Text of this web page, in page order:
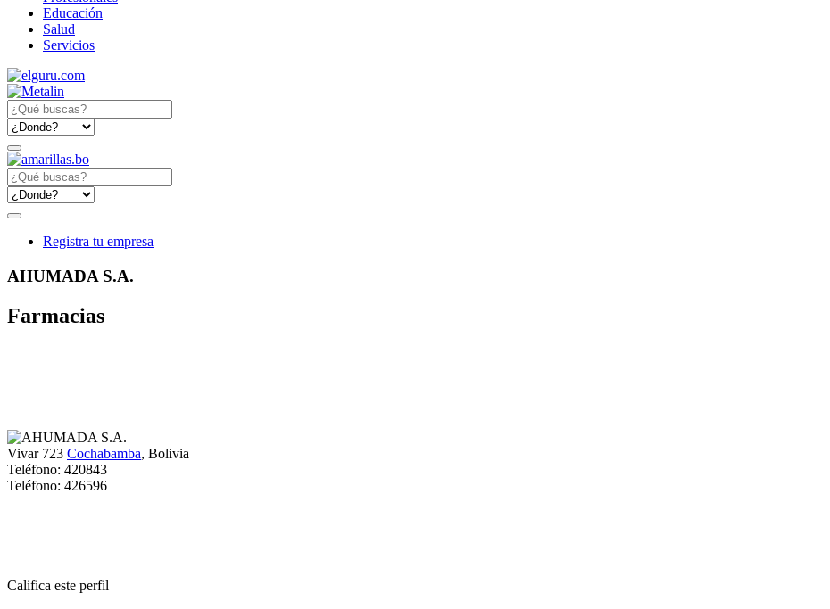
Educación
Salud
Servicios
Registra tu empresa
AHUMADA S.A.
Farmacias
Vivar 723 Cochabamba, Bolivia
Teléfono: 420843
Teléfono: 426596
Califica este perfil